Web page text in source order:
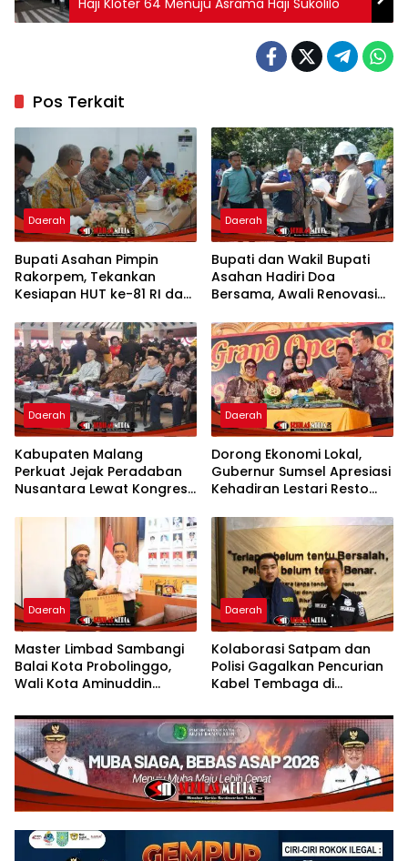
Haji Kloter 64 Menuju Asrama Haji Sukolilo
Pos Terkait
Daerah
Bupati Asahan Pimpin
Rakorpem, Tekankan
Kesiapan HUT ke-81 RI dan
Prioritas 2027
Daerah
Bupati dan Wakil Bupati
Asahan Hadiri Doa
Bersama, Awali Renovasi
Daerah
Kabupaten Malang
Perkuat Jejak Peradaban
Nusantara Lewat Kongres
Daerah
Dorong Ekonomi Lokal,
Gubernur Sumsel Apresiasi
Kehadiran Lestari Resto
Opening 50%
Daerah
Master Limbad Sambangi
Balai Kota Probolinggo,
Wali Kota Aminuddin
Silaturahmi
Daerah
Kolaborasi Satpam dan
Polisi Gagalkan Pencurian
Kabel Tembaga di